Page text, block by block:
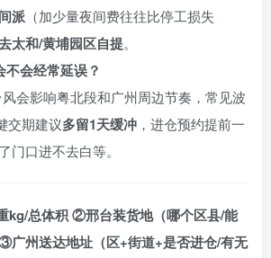
派 （加少量夜间费往往比停工损失
太和/黄埔园区自提。
会经常延误？
会影响粤北段和广州周边节奏，常见波
交期建议多留1天缓冲 ，进仓预约提前一
门口进不去白等。
kg/总体积 ②邢台装货地（哪个区县/能
广州送达地址（区+街道+是否进仓/有无